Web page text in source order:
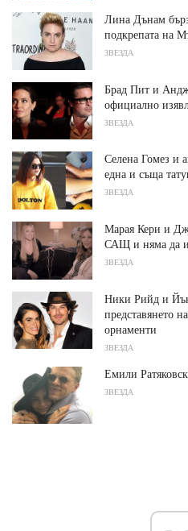
Лина Дънам
подкрепата на
ЗВЕЗДА
Брад Пит и
официално
ЗВЕЗДА
Селена Гомез и
една и съща
ЗВЕЗДА
Марая Кери и
САЩ и няма да
ЗВЕЗДА
Ники Рийд и
представянето
орнаменти
ЗВЕЗДА
Емили
ЗВЕЗДА